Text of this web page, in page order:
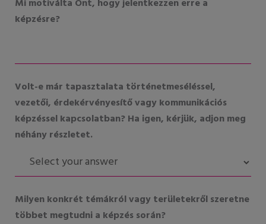
Mi motiválta Önt, hogy jelentkezzen erre a
képzésre?
Volt-e már tapasztalata történetmeséléssel,
vezetői, érdekérvényesítő vagy kommunikációs
képzéssel kapcsolatban? Ha igen, kérjük, adjon meg
néhány részletet.
Milyen konkrét témákról vagy területekről szeretne
többet megtudni a képzés során?